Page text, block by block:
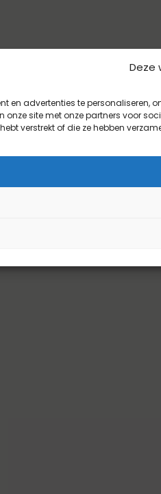
Deze
en advertenties te personaliseren,
onze site met onze partners voor
verstrekt of die ze hebben